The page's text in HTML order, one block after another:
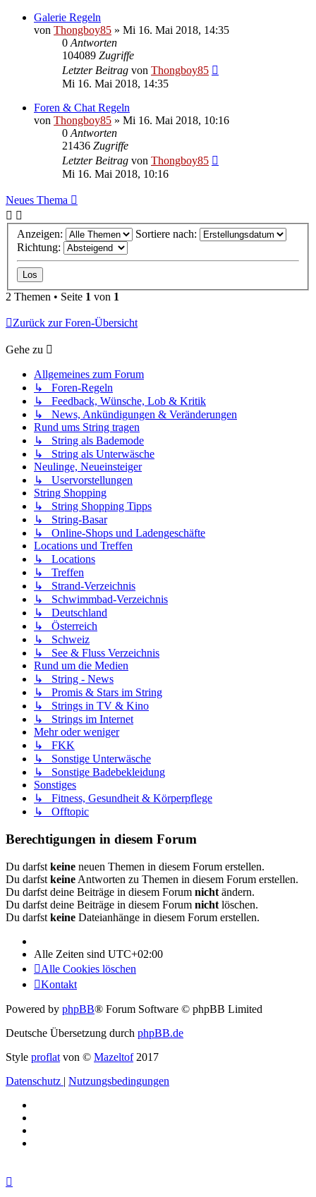
Galerie Regeln
von Thongboy85 » Mi 16. Mai 2018, 14:35
0 Antworten
104089 Zugriffe
Letzter Beitrag von Thongboy85
Mi 16. Mai 2018, 14:35
Foren & Chat Regeln
von Thongboy85 » Mi 16. Mai 2018, 10:16
0 Antworten
21436 Zugriffe
Letzter Beitrag von Thongboy85
Mi 16. Mai 2018, 10:16
Neues Thema
Anzeigen:
Sortiere nach:
Richtung:
2 Themen • Seite 1 von 1
Zurück zur Foren-Übersicht
Gehe zu
Allgemeines zum Forum
↳ Foren-Regeln
↳ Feedback, Wünsche, Lob & Kritik
↳ News, Ankündigungen & Veränderungen
Rund ums String tragen
↳ String als Bademode
↳ String als Unterwäsche
Neulinge, Neueinsteiger
↳ Uservorstellungen
String Shopping
↳ String Shopping Tipps
↳ String-Basar
↳ Online-Shops und Ladengeschäfte
Locations und Treffen
↳ Locations
↳ Treffen
↳ Strand-Verzeichnis
↳ Schwimmbad-Verzeichnis
↳ Deutschland
↳ Österreich
↳ Schweiz
↳ See & Fluss Verzeichnis
Rund um die Medien
↳ String - News
↳ Promis & Stars im String
↳ Strings in TV & Kino
↳ Strings im Internet
Mehr oder weniger
↳ FKK
↳ Sonstige Unterwäsche
↳ Sonstige Badebekleidung
Sonstiges
↳ Fitness, Gesundheit & Körperpflege
↳ Offtopic
Berechtigungen in diesem Forum
Du darfst keine neuen Themen in diesem Forum erstellen.
Du darfst keine Antworten zu Themen in diesem Forum erstellen.
Du darfst deine Beiträge in diesem Forum nicht ändern.
Du darfst deine Beiträge in diesem Forum nicht löschen.
Du darfst keine Dateianhänge in diesem Forum erstellen.
Alle Zeiten sind UTC+02:00
Alle Cookies löschen
Kontakt
Powered by phpBB® Forum Software © phpBB Limited
Deutsche Übersetzung durch phpBB.de
Style proflat von © Mazeltof2017
Datenschutz | Nutzungsbedingungen